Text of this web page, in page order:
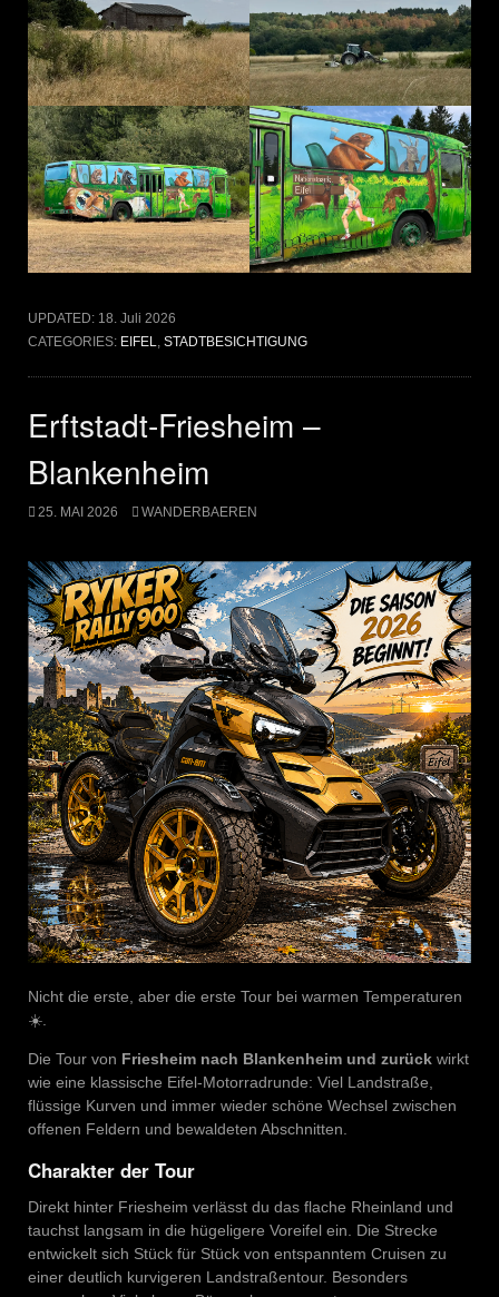
UPDATED: 18. Juli 2026
CATEGORIES: EIFEL STADTBESICHTIGUNG
Erftstadt-Friesheim –
Blankenheim
25. MAI 2026 WANDERBAEREN
Nicht die erste, aber die erste Tour bei warmen Temperaturen
☀️.
Die Tour von Friesheim nach Blankenheim und zurück wirkt
wie eine klassische Eifel-Motorradrunde: Viel Landstraße,
flüssige Kurven und immer wieder schöne Wechsel zwischen
offenen Feldern und bewaldeten Abschnitten.
Charakter der Tour
Direkt hinter Friesheim verlässt du das flache Rheinland und
tauchst langsam in die hügeligere Voreifel ein. Die Strecke
entwickelt sich Stück für Stück von entspanntem Cruisen zu
einer deutlich kurvigeren Landstraßentour. Besonders